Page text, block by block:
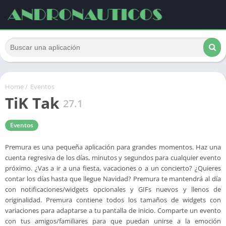
Home/ Eventos
TiK Tak 27.1
Eventos
Premura es una pequeña aplicación para grandes momentos. Haz una
cuenta regresiva de los días, minutos y segundos para cualquier evento
próximo. ¿Vas a ir a una fiesta, vacaciones o a un concierto? ¿Quieres
contar los días hasta que llegue Navidad? Premura te mantendrá al día
con notificaciones/widgets opcionales y GIFs nuevos y llenos de
originalidad. Premura contiene todos los tamaños de widgets con
variaciones para adaptarse a tu pantalla de inicio. Comparte un evento
con tus amigos/familiares para que puedan unirse a la emoción